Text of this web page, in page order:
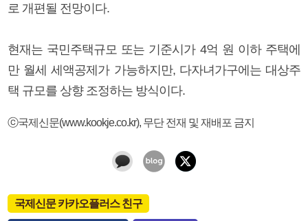
로 개편될 전망이다.
현재는 국민주택규모 또는 기준시가 4억 원 이하 주택에
만 월세 세액공제가 가능하지만, 다자녀가구에는 대상주
택 규모를 상향 조정하는 방식이다.
ⓒ국제신문(www.kookje.co.kr), 무단 전재 및 재배포 금지
국제신문 카카오플러스 친구